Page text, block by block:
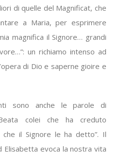
di quelle del Magnificat, che
a Maria, per esprimere
magnifica il Signore… grandi
un richiamo intenso ad
di Dio e saperne gioire e
sono anche le parole di
colei che ha creduto
che il Signore le ha detto”. Il
Elisabetta evoca la nostra vita